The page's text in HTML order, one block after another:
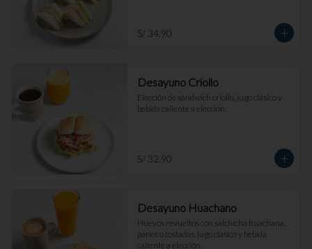
S/ 34.90
Desayuno Criollo
Elección de sándwich criollo, jugo clásico y
bebida caliente a elección.
S/ 32.90
Desayuno Huachano
Huevos revueltos con salchicha huachana,
panes o tostadas, jugo clásico y bebida
caliente a elección.